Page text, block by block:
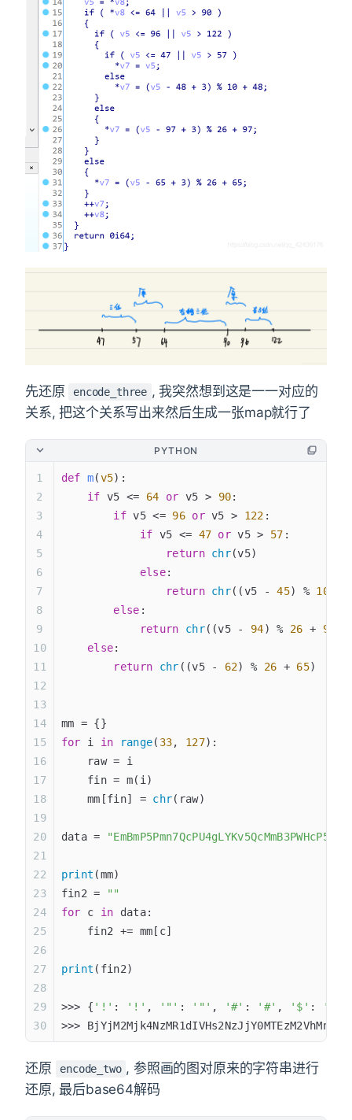
先还原 encode_three , 我突然想到这是一一对应的
关系, 把这个关系写出来然后生成一张map就行了
PYTHON
def m(v5):
    if
v5 <= 64 or v5 > 90:
        if
v5 <= 96 or v5 > 122 :
            if
v5 <= 47 or v5 > 57 :
                return
chr(v5)
            else
:
                return
chr((v5 - 45) % 10
        else
:
            return
chr((v5 - 94) % 26 + 97
    else
:
        return
chr ((v5 - 62) % 26 + 65)
mm = {}
for i in range( 33, 127):
    raw = i
    fin = m(i)
    mm[fin] =
chr(raw)
data =
print (mm)
fin2 =
""
for c in data:
    fin2 += mm[c]
print (fin2)
>>> { '!' : '!' , '"' : '"' , '#' : '#' , '$' : '$'
>>>
还原 encode_two , 参照画的图对原来的字符串进行
还原, 最后base64解码